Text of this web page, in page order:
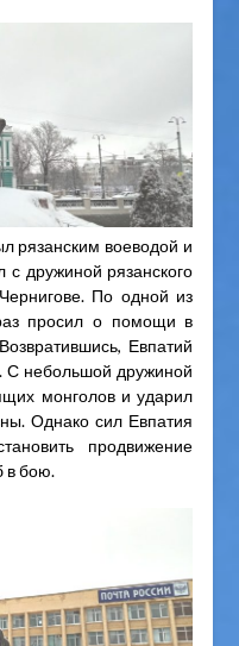
рязанским воеводой и
дружиной рязанского
По одной из
просил о помощи в
Евпатий
С небольшой дружиной
монголов и ударил
Однако сил Евпатия
продвижение
в бою.